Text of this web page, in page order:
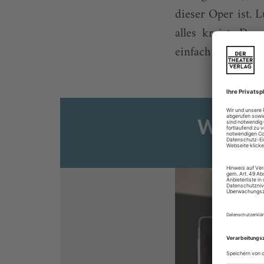
dieser Oper ist.
alles kreist.
einfach ins